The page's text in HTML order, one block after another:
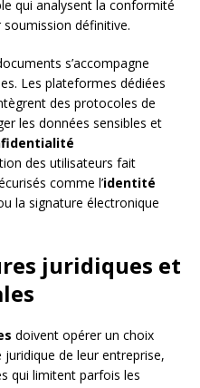
qui analysent la conformité
définitive.
s’accompagne
Les plateformes dédiées
des protocoles de
les données sensibles et
des utilisateurs fait
comme l’identité
la signature électronique
juridiques et
doivent opérer un choix
de leur entreprise,
qui limitent parfois les